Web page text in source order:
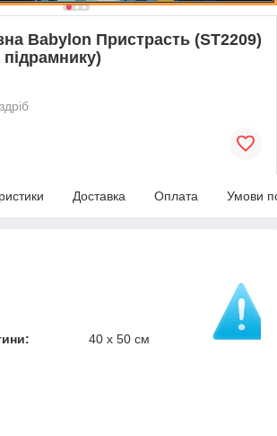
Babylon Пристрасть (ST2209)
Доставка Оплата Умови
40 х 50 см